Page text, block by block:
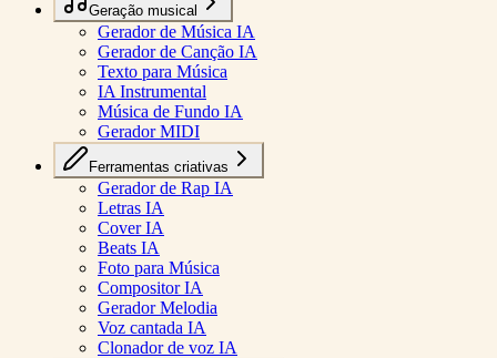
Geração musical
Gerador de Música IA
Gerador de Canção IA
Texto para Música
IA Instrumental
Música de Fundo IA
Gerador MIDI
Ferramentas criativas
Gerador de Rap IA
Letras IA
Cover IA
Beats IA
Foto para Música
Compositor IA
Gerador Melodia
Voz cantada IA
Clonador de voz IA